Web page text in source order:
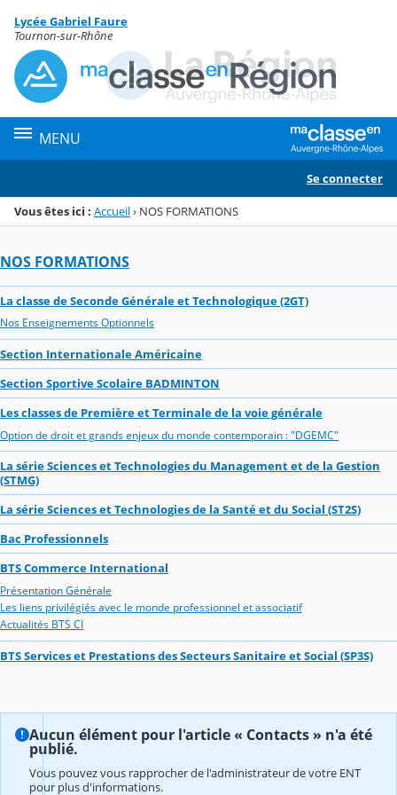
Menu de la rubrique
Contenu
Lycée Gabriel Faure
Tournon-sur-Rhône
MENU
Se connecter
Vous êtes ici : Accueil› NOS FORMATIONS
NOS FORMATIONS
La classe de Seconde Générale et Technologique (2GT)
Nos Enseignements Optionnels
Section Internationale Américaine
Section Sportive Scolaire BADMINTON
Les classes de Première et Terminale de la voie générale
Option de droit et grands enjeux du monde contemporain : "DGEMC"
La série Sciences et Technologies du Management et de la Gestion
(STMG)
La série Sciences et Technologies de la Santé et du Social (ST2S)
Bac Professionnels
BTS Commerce International
Présentation Générale
Les liens privilégiés avec le monde professionnel et associatif
Actualités BTS CI
BTS Services et Prestations des Secteurs Sanitaire et Social (SP3S)
Aucun élément pour l'article « Contacts » n'a été
publié.
Vous pouvez vous rapprocher de l'administrateur de votre ENT
pour plus d'informations.